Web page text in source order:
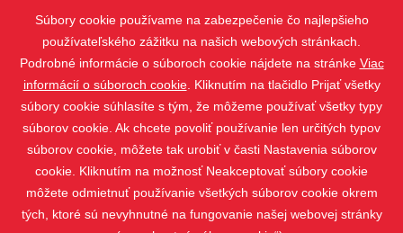
vyblednutím.
Súbory cookie používame na zabezpečenie čo najlepšieho
používateľského zážitku na našich webových stránkach.
Podrobné informácie o súboroch cookie nájdete na stránke Viac
informácií o súboroch cookie. Kliknutím na tlačidlo Prijať všetky
súbory cookie súhlasíte s tým, že môžeme používať všetky typy
súborov cookie. Ak chcete povoliť používanie len určitých typov
súborov cookie, môžete tak urobiť v časti Nastavenia súborov
cookie. Kliknutím na možnosť Neakceptovať súbory cookie
môžete odmietnuť používanie všetkých súborov cookie okrem
tých, ktoré sú nevyhnutné na fungovanie našej webovej stránky